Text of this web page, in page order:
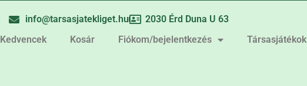
info@tarsasjatekliget.hu
2030 Érd Duna U 63
Kedvencek
Kosár Fiókom/bejelentkezés Társasjátékok